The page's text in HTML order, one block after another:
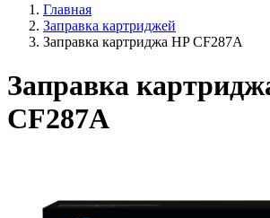
Главная
Заправка картриджей
Заправка картриджа HP CF287A
Заправка
CF287A